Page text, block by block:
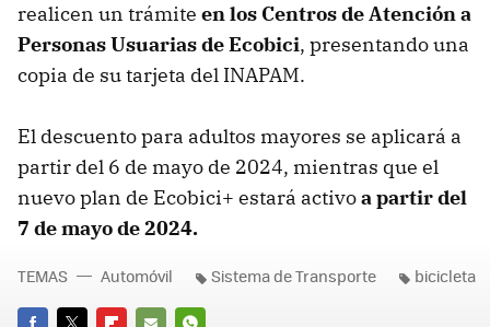
realicen un trámite en los Centros de Atención a
Personas Usuarias de Ecobici, presentando una
copia de su tarjeta del INAPAM.
El descuento para adultos mayores se aplicará a
partir del 6 de mayo de 2024, mientras que el
nuevo plan de Ecobici+ estará activoa partir del
7 de mayo de 2024.
TEMAS Automóvil Sistema de Transporte bicicleta